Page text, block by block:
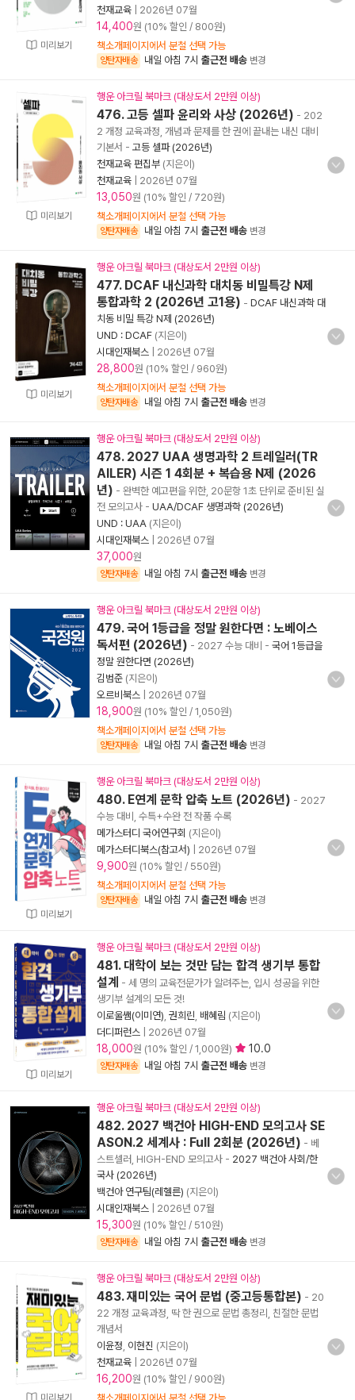
미리보기
천재교육
2026년 07월
14,400원 (10% 할인 / 800원)
책소개페이지에서 분철 선택 가능
양탄자배송 내일 아침 7시 출근전 배송 변경
미리보기
행운 아크릴 북마크 (대상도서 2만원 이상)
476. 고등 셀파 윤리와 사상 (2026년) - 202
2 개정 교육과정, 개념과 문제를 한 권에 끝내는 내신 대비
기본서 - 고등 셀파 (2026년)
천재교육 편집부 (지은이)
천재교육
2026년 07월
13,050원 (10% 할인 / 720원)
책소개페이지에서 분철 선택 가능
양탄자배송 내일 아침 7시 출근전 배송 변경
미리보기
행운 아크릴 북마크 (대상도서 2만원 이상)
477. DCAF 내신과학 대치동 비밀특강 N제
통합과학 2 (2026년 고1용) - DCAF 내신과학 대
치동 비밀 특강 N제 (2026년)
UND : DCAF (지은이)
시대인재북스
2026년 07월
28,800원 (10% 할인 / 960원)
책소개페이지에서 분철 선택 가능
양탄자배송 내일 아침 7시 출근전 배송 변경
행운 아크릴 북마크 (대상도서 2만원 이상)
478. 2027 UAA 생명과학 2 트레일러(TR
AILER) 시즌 1 4회분 + 복습용 N제 (2026
년) - 완벽한 예고편을 위한, 20문항 1초 단위로 준비된 실
전 모의고사 - UAA/DCAF 생명과학 (2026년)
UND : UAA (지은이)
시대인재북스
2026년 07월
37,000원
양탄자배송 내일 아침 7시 출근전 배송 변경
행운 아크릴 북마크 (대상도서 2만원 이상)
479. 국어 1등급을 정말 원한다면 : 노베이스
독서편 (2026년) - 2027 수능 대비 - 국어 1등급을
정말 원한다면 (2026년)
김범준 (지은이)
오르비북스
2026년 07월
18,900원 (10% 할인 / 1,050원)
책소개페이지에서 분철 선택 가능
양탄자배송 내일 아침 7시 출근전 배송 변경
미리보기
행운 아크릴 북마크 (대상도서 2만원 이상)
480. E연계 문학 압축 노트 (2026년) - 2027
수능 대비, 수특+수완 전 작품 수록
메가스터디 국어연구회 (지은이)
메가스터디북스(참고서)
2026년 07월
9,900원 (10% 할인 / 550원)
책소개페이지에서 분철 선택 가능
양탄자배송 내일 아침 7시 출근전 배송 변경
미리보기
행운 아크릴 북마크 (대상도서 2만원 이상)
481. 대학이 보는 것만 담는 합격 생기부 통합
설계 - 세 명의 교육전문가가 알려주는, 입시 성공을 위한
생기부 설계의 모든 것!
이로울쌤(이미연) 권희린 배혜림 (지은이)
더디퍼런스
2026년 07월
18,000원 (10% 할인 / 1,000원) 10.0
양탄자배송 내일 아침 7시 출근전 배송 변경
행운 아크릴 북마크 (대상도서 2만원 이상)
482. 2027 백건아 HIGH-END 모의고사 SE
ASON.2 세계사 : Full 2회분 (2026년) - 베
스트셀러, HIGH-END 모의고사 - 2027 백건아 사회/한
국사 (2026년)
백건아 연구팀(레헬른) (지은이)
시대인재북스
2026년 07월
15,300원 (10% 할인 / 510원)
양탄자배송 내일 아침 7시 출근전 배송 변경
미리보기
행운 아크릴 북마크 (대상도서 2만원 이상)
483. 재미있는 국어 문법 (중고등통합본) - 20
22 개정 교육과정, 딱 한 권으로 문법 총정리, 친절한 문법
개념서
이윤정 이현진 (지은이)
천재교육
2026년 07월
16,200원 (10% 할인 / 900원)